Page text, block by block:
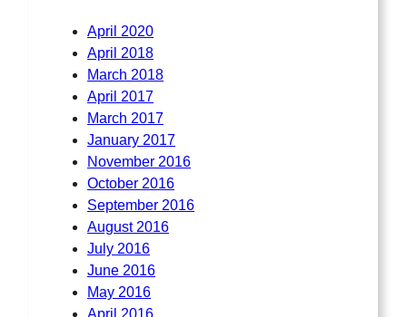
April 2020
April 2018
March 2018
April 2017
March 2017
January 2017
November 2016
October 2016
September 2016
August 2016
July 2016
June 2016
May 2016